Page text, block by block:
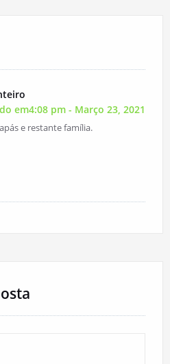
em4:08 pm - Março 23, 2021
e restante família.